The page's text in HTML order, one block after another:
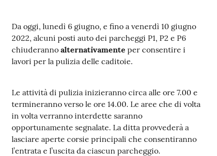
i
z
i
a
r
i
t
à
d
Da oggi, lunedì 6 giugno, e fino a venerdì 10 giugno
2022, alcuni posti auto dei parcheggi P1, P2 e P6
chiuderanno alternativamente per consentire i
lavori per la pulizia delle caditoie.
Le attività di pulizia inizieranno circa alle ore 7.00 e
termineranno verso le ore 14.00. Le aree che di volta
in volta verranno interdette saranno
opportunamente segnalate. La ditta provvederà a
lasciare aperte corsie principali che consentiranno
l’entrata e l’uscita da ciascun parcheggio.